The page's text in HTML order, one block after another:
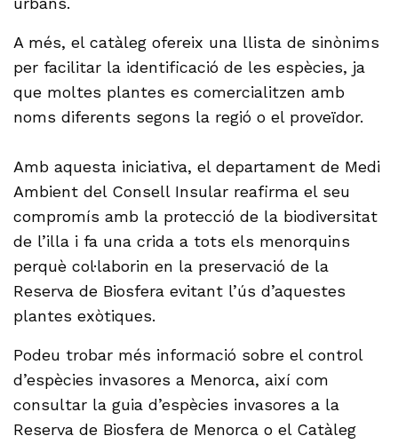
A més, el catàleg ofereix una llista de sinònims
per facilitar la identificació de les espècies, ja
que moltes plantes es comercialitzen amb
noms diferents segons la regió o el proveïdor.
Amb aquesta iniciativa, el departament de Medi
Ambient del Consell Insular reafirma el seu
compromís amb la protecció de la biodiversitat
de l’illa i fa una crida a tots els menorquins
perquè col·laborin en la preservació de la
Reserva de Biosfera evitant l’ús d’aquestes
plantes exòtiques.
Podeu trobar més informació sobre el control
d’espècies invasores a Menorca, així com
consultar la guia d’espècies invasores a la
Reserva de Biosfera de Menorca o el Catàleg